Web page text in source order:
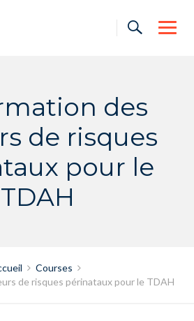
des
de risques
pour le
TDAH
Courses
de risques périnataux pour le TDAH